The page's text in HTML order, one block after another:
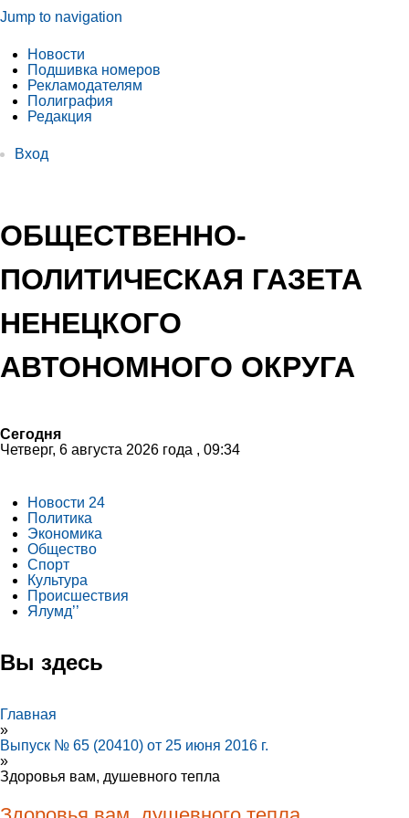
Jump to navigation
Новости
Подшивка номеров
Рекламодателям
Полиграфия
Редакция
Вход
ОБЩЕСТВЕННО-
ПОЛИТИЧЕСКАЯ ГАЗЕТА
НЕНЕЦКОГО
АВТОНОМНОГО ОКРУГА
Сегодня
Четверг, 6 августа 2026 года , 09:34
Новости 24
Политика
Экономика
Общество
Спорт
Культура
Происшествия
Ялумд’’
Вы здесь
Главная
»
Выпуск № 65 (20410) от 25 июня 2016 г.
»
Здоровья вам, душевного тепла